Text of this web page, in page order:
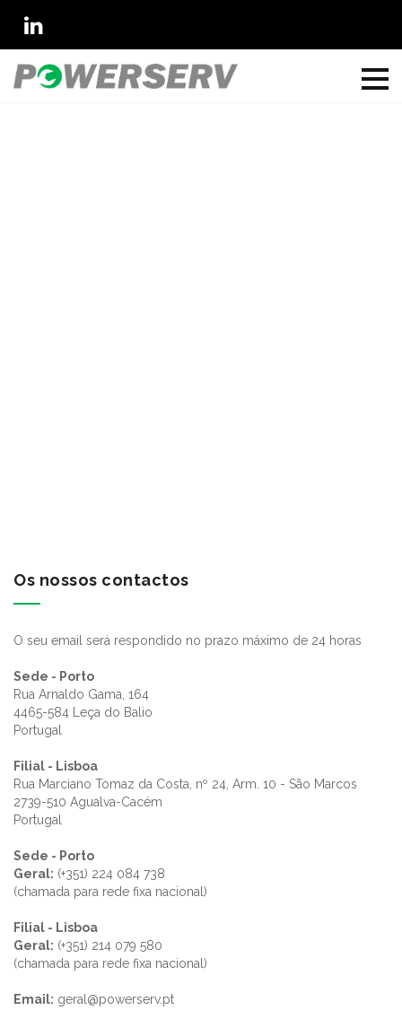
Os nossos contactos
O seu email será respondido no prazo máximo de 24 horas
Sede - Porto
Rua Arnaldo Gama, 164
4465-584 Leça do Balio
Portugal
Filial - Lisboa
Rua Marciano Tomaz da Costa, nº 24, Arm. 10 - São Marcos
2739-510 Agualva-Cacém
Portugal
Sede - Porto
Geral: (+351) 224 084 738
(chamada para rede fixa nacional)
Filial - Lisboa
Geral: (+351) 214 079 580
(chamada para rede fixa nacional)
Email: geral@powerserv.pt